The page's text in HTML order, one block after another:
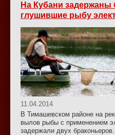
На Кубани задержаны
глушившие рыбу
11.04.2014
В Тимашевском районе на
вылов рыбы с применением
задержали двух браконьеров.